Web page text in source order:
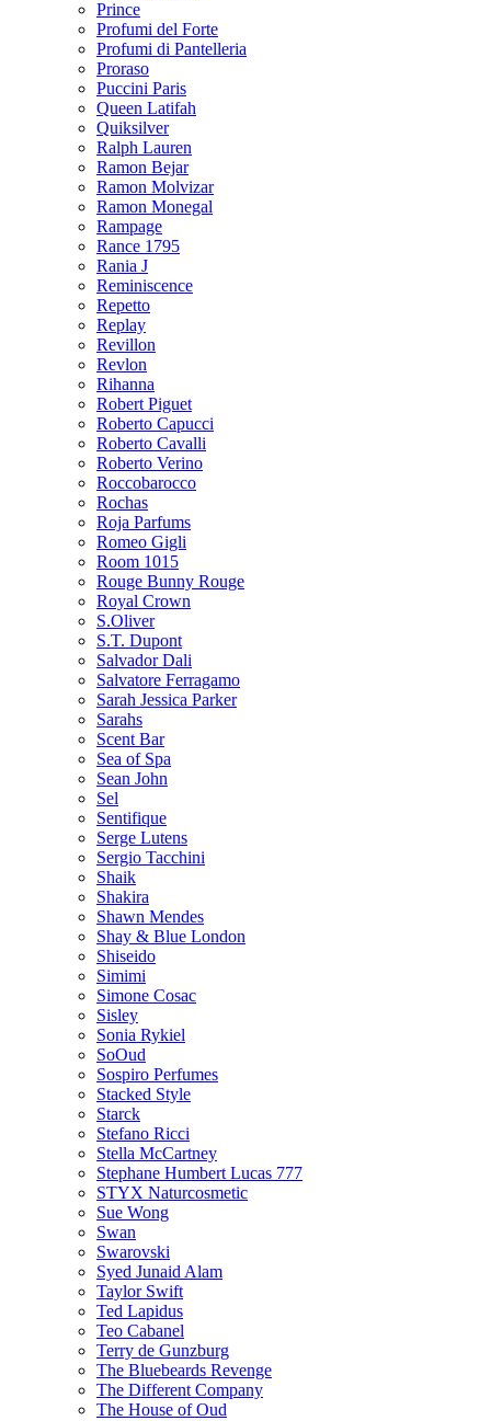
Prince
Profumi del Forte
Profumi di Pantelleria
Proraso
Puccini Paris
Queen Latifah
Quiksilver
Ralph Lauren
Ramon Bejar
Ramon Molvizar
Ramon Monegal
Rampage
Rance 1795
Rania J
Reminiscence
Repetto
Replay
Revillon
Revlon
Rihanna
Robert Piguet
Roberto Capucci
Roberto Cavalli
Roberto Verino
Roccobarocco
Rochas
Roja Parfums
Romeo Gigli
Room 1015
Rouge Bunny Rouge
Royal Crown
S.Oliver
S.T. Dupont
Salvador Dali
Salvatore Ferragamo
Sarah Jessica Parker
Sarahs
Scent Bar
Sea of Spa
Sean John
Sel
Sentifique
Serge Lutens
Sergio Tacchini
Shaik
Shakira
Shawn Mendes
Shay & Blue London
Shiseido
Simimi
Simone Cosac
Sisley
Sonia Rykiel
SoOud
Sospiro Perfumes
Stacked Style
Starck
Stefano Ricci
Stella McCartney
Stephane Humbert Lucas 777
STYX Naturсosmetic
Sue Wong
Swan
Swarovski
Syed Junaid Alam
Taylor Swift
Ted Lapidus
Teo Cabanel
Terry de Gunzburg
The Bluebeards Revenge
The Different Company
The House of Oud